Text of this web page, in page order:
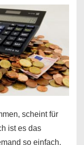
scheint für
ist es das
so einfach.